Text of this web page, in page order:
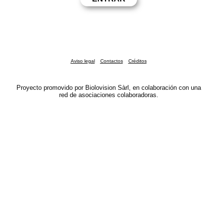
Aviso legal Contactos Créditos
Proyecto promovido por Biolovision Sàrl, en colaboración con una
red de asociaciones colaboradoras.